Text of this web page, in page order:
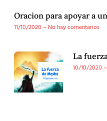
Oracion para apoyar a
11/10/2020
No hay comentarios
La
10/10/2020